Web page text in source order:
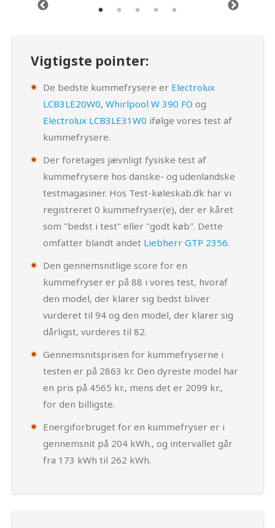
Vigtigste pointer:
De bedste kummefrysere er Electrolux
LCB3LE20W0, Whirlpool W 390 FO og
Electrolux LCB3LE31W0 ifølge vores test af
kummefrysere.
Der foretages jævnligt fysiske test af
kummefrysere hos danske- og udenlandske
testmagasiner. Hos Test-køleskab.dk har vi
registreret 0 kummefryser(e), der er kåret
som "bedst i test" eller "godt køb". Dette
omfatter blandt andet Liebherr GTP 2356.
Den gennemsnitlige score for en
kummefryser er på 88 i vores test, hvoraf
den model, der klarer sig bedst bliver
vurderet til 94 og den model, der klarer sig
dårligst, vurderes til 82.
Gennemsnitsprisen for kummefryserne i
testen er på 2863 kr. Den dyreste model har
en pris på 4565 kr., mens det er 2099 kr.,
for den billigste.
Energiforbruget for en kummefryser er i
gennemsnit på 204 kWh., og intervallet går
fra 173 kWh til 262 kWh.